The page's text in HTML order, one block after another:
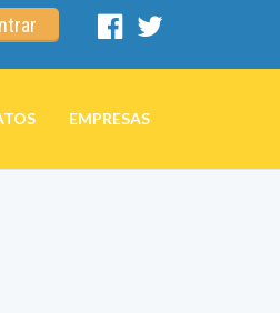
Facebook
EMPRESAS